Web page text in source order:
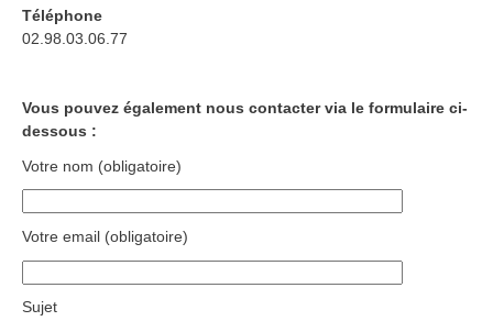
Téléphone
02.98.03.06.77
Vous pouvez également nous contacter via le formulaire ci-
dessous :
Votre nom (obligatoire)
Votre email (obligatoire)
Sujet